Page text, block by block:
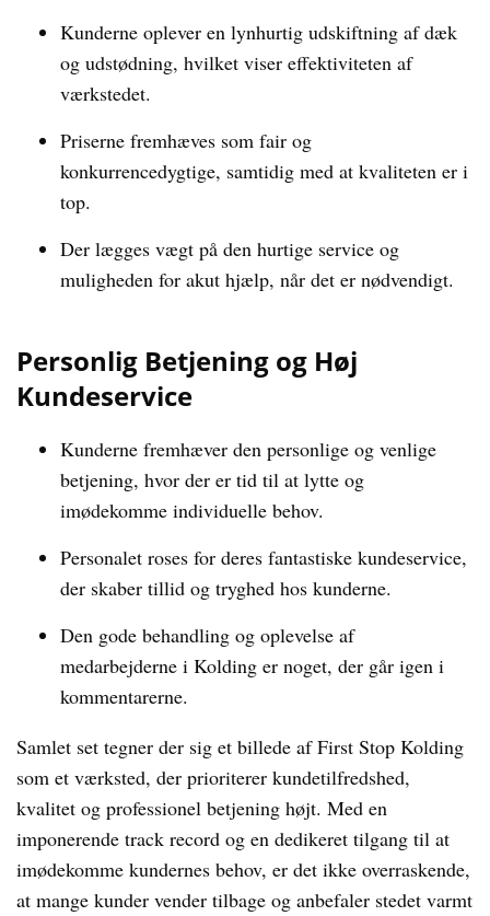
Kunderne oplever en lynhurtig udskiftning af dæk
og udstødning, hvilket viser effektiviteten af
værkstedet.
Priserne fremhæves som fair og
konkurrencedygtige, samtidig med at kvaliteten er i
top.
Der lægges vægt på den hurtige service og
muligheden for akut hjælp, når det er nødvendigt.
Personlig Betjening og Høj
Kundeservice
Kunderne fremhæver den personlige og venlige
betjening, hvor der er tid til at lytte og
imødekomme individuelle behov.
Personalet roses for deres fantastiske kundeservice,
der skaber tillid og tryghed hos kunderne.
Den gode behandling og oplevelse af
medarbejderne i Kolding er noget, der går igen i
kommentarerne.
Samlet set tegner der sig et billede af First Stop Kolding
som et værksted, der prioriterer kundetilfredshed,
kvalitet og professionel betjening højt. Med en
imponerende track record og en dedikeret tilgang til at
imødekomme kundernes behov, er det ikke overraskende,
at mange kunder vender tilbage og anbefaler stedet varmt